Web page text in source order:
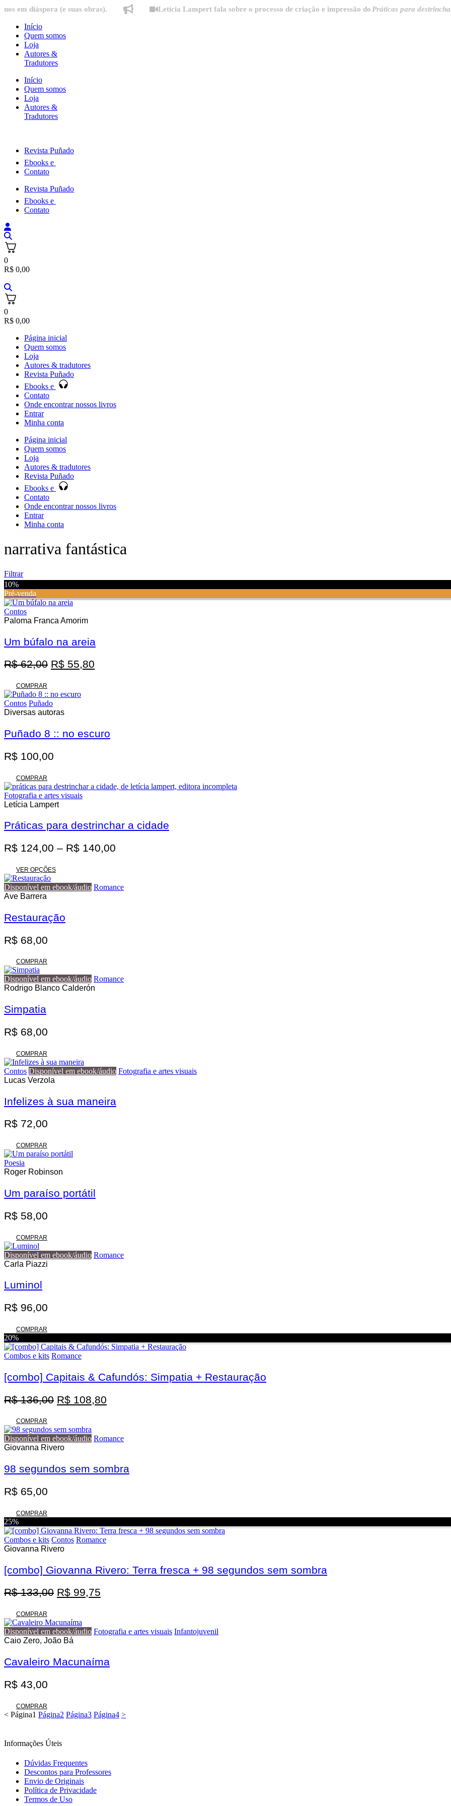
Ir
conteúdo
(e suas obras). Letícia Lampert fala sobre o processo de criação e impressão doPráticas para destrinchar a
Início
Quem somos
Loja
Autores &
Tradutores
Início
Quem somos
Loja
Autores &
Tradutores
Revista Puñado
Ebooks e
Contato
Revista Puñado
Ebooks e
Contato
0
R$ 0,00
0
R$ 0,00
Página inicial
Quem somos
Loja
Autores & tradutores
Revista Puñado
Ebooks e
Contato
Onde encontrar nossos livros
Entrar
Minha conta
Página inicial
Quem somos
Loja
Autores & tradutores
Revista Puñado
Ebooks e
Contato
Onde encontrar nossos livros
Entrar
Minha conta
narrativa fantástica
Filtrar
Promoção
10%
Pré-venda
Contos
Paloma Franca Amorim
Um búfalo na areia
R$62,00 O
era:
R$ 62,00.
R$ 55,80
COMPRAR
Contos Puñado
Diversas autoras
Puñado 8 :: no escuro
R$ 100,00
COMPRAR
Fotografia e artes visuais
Letícia Lampert
Práticas para destrinchar a cidade
R$ 124,00 – R$ 140,00
R$ 124,00
VER OPÇÕES
tem
do
produto
Disponível em ebook/áudio Romance
Ave Barrera
Restauração
R$ 68,00
COMPRAR
Disponível em ebook/áudio Romance
Rodrigo Blanco Calderón
Simpatia
R$ 68,00
COMPRAR
Contos Disponível em ebook/áudio Fotografia e artes visuais
Lucas Verzola
Infelizes à sua maneira
R$ 72,00
COMPRAR
Poesia
Roger Robinson
Um paraíso portátil
R$ 58,00
COMPRAR
Disponível em ebook/áudio Romance
Carla Piazzi
Luminol
R$ 96,00
COMPRAR
20%
Combos e kits Romance
[combo] Capitais & Cafundós: Simpatia + Restauração
R$136,00 O
era:
R$ 136,00.
R$ 108,80
é:
COMPRAR
Disponível em ebook/áudio Romance
Giovanna Rivero
98 segundos sem sombra
R$ 65,00
COMPRAR
25%
Combos e kits Contos Romance
Giovanna Rivero
[combo] Giovanna Rivero: Terra fresca + 98 segundos sem sombra
R$133,00 O
era:
R$ 133,00.
R$ 99,75
é:
COMPRAR
Disponível em ebook/áudio Fotografia e artes visuais Infantojuvenil
Caio Zero, João Bá
Cavaleiro Macunaíma
R$ 43,00
COMPRAR
< Página1 Página2 Página3 Página4 >
Informações Úteis
Dúvidas Frequentes
Descontos para Professores
Envio de Originais
Política de Privacidade
Termos de Uso